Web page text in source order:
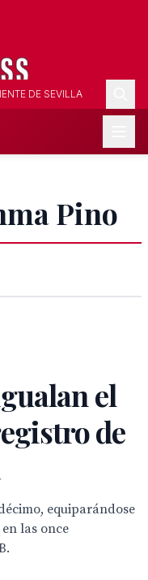
DE SEVILLA
Pino
el
de
equiparándose
las once